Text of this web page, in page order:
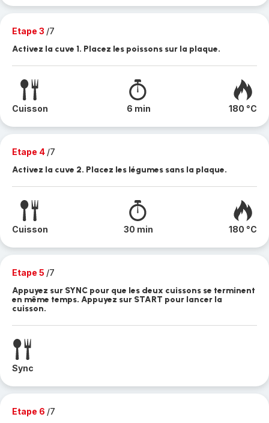
Etape 3 /7
Activez la cuve 1. Placez les poissons sur la plaque.
Cuisson 6 min 180 °C
Etape 4 /7
Activez la cuve 2. Placez les légumes sans la plaque.
Cuisson 30 min 180 °C
Etape 5 /7
Appuyez sur SYNC pour que les deux cuissons se terminent
en même temps. Appuyez sur START pour lancer la
cuisson.
Sync
Etape 6 /7